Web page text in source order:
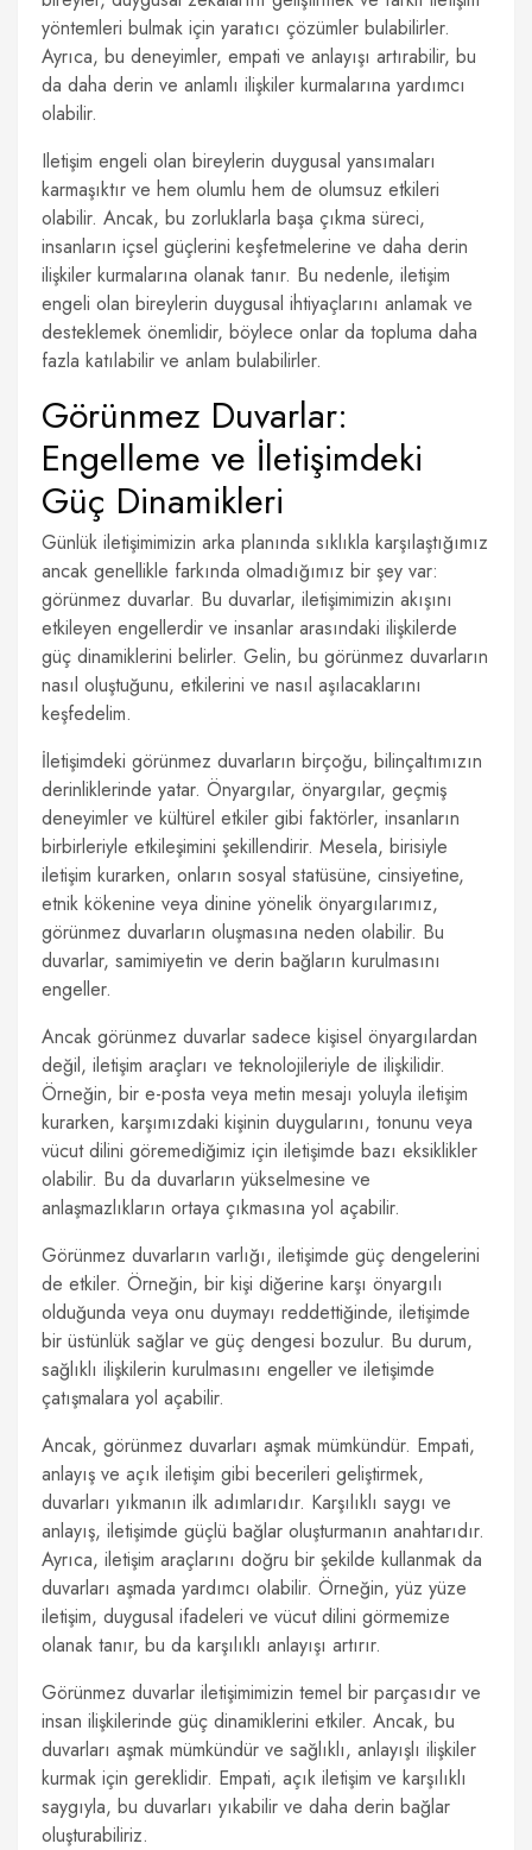
yöntemleri bulmak için yaratıcı çözümler bulabilirler.
Ayrıca, bu deneyimler, empati ve anlayışı artırabilir, bu
da daha derin ve anlamlı ilişkiler kurmalarına yardımcı
olabilir.
Iletişim engeli olan bireylerin duygusal yansımaları
karmaşıktır ve hem olumlu hem de olumsuz etkileri
olabilir. Ancak, bu zorluklarla başa çıkma süreci,
insanların içsel güçlerini keşfetmelerine ve daha derin
ilişkiler kurmalarına olanak tanır. Bu nedenle, iletişim
engeli olan bireylerin duygusal ihtiyaçlarını anlamak ve
desteklemek önemlidir, böylece onlar da topluma daha
fazla katılabilir ve anlam bulabilirler.
Görünmez Duvarlar:
Engelleme ve İletişimdeki
Güç Dinamikleri
Günlük iletişimimizin arka planında sıklıkla karşılaştığımız
ancak genellikle farkında olmadığımız bir şey var:
görünmez duvarlar. Bu duvarlar, iletişimimizin akışını
etkileyen engellerdir ve insanlar arasındaki ilişkilerde
güç dinamiklerini belirler. Gelin, bu görünmez duvarların
nasıl oluştuğunu, etkilerini ve nasıl aşılacaklarını
keşfedelim.
İletişimdeki görünmez duvarların birçoğu, bilinçaltımızın
derinliklerinde yatar. Önyargılar, önyargılar, geçmiş
deneyimler ve kültürel etkiler gibi faktörler, insanların
birbirleriyle etkileşimini şekillendirir. Mesela, birisiyle
iletişim kurarken, onların sosyal statüsüne, cinsiyetine,
etnik kökenine veya dinine yönelik önyargılarımız,
görünmez duvarların oluşmasına neden olabilir. Bu
duvarlar, samimiyetin ve derin bağların kurulmasını
engeller.
Ancak görünmez duvarlar sadece kişisel önyargılardan
değil, iletişim araçları ve teknolojileriyle de ilişkilidir.
Örneğin, bir e-posta veya metin mesajı yoluyla iletişim
kurarken, karşımızdaki kişinin duygularını, tonunu veya
vücut dilini göremediğimiz için iletişimde bazı eksiklikler
olabilir. Bu da duvarların yükselmesine ve
anlaşmazlıkların ortaya çıkmasına yol açabilir.
Görünmez duvarların varlığı, iletişimde güç dengelerini
de etkiler. Örneğin, bir kişi diğerine karşı önyargılı
olduğunda veya onu duymayı reddettiğinde, iletişimde
bir üstünlük sağlar ve güç dengesi bozulur. Bu durum,
sağlıklı ilişkilerin kurulmasını engeller ve iletişimde
çatışmalara yol açabilir.
Ancak, görünmez duvarları aşmak mümkündür. Empati,
anlayış ve açık iletişim gibi becerileri geliştirmek,
duvarları yıkmanın ilk adımlarıdır. Karşılıklı saygı ve
anlayış, iletişimde güçlü bağlar oluşturmanın anahtarıdır.
Ayrıca, iletişim araçlarını doğru bir şekilde kullanmak da
duvarları aşmada yardımcı olabilir. Örneğin, yüz yüze
iletişim, duygusal ifadeleri ve vücut dilini görmemize
olanak tanır, bu da karşılıklı anlayışı artırır.
Görünmez duvarlar iletişimimizin temel bir parçasıdır ve
insan ilişkilerinde güç dinamiklerini etkiler. Ancak, bu
duvarları aşmak mümkündür ve sağlıklı, anlayışlı ilişkiler
kurmak için gereklidir. Empati, açık iletişim ve karşılıklı
saygıyla, bu duvarları yıkabilir ve daha derin bağlar
oluşturabiliriz.